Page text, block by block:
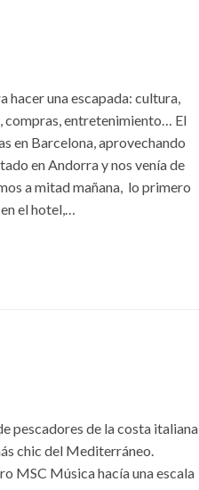
hacer una escapada: cultura,
compras, entretenimiento… El
en Barcelona, aprovechando
en Andorra y nos venía de
a mitad mañana, lo primero
el hotel,…
pescadores de la costa italiana
chic del Mediterráneo.
MSC Música hacía una escala